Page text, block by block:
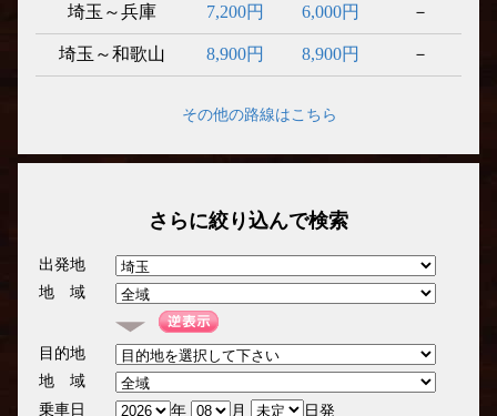
埼玉～兵庫 7,200円 6,000円 －
埼玉～和歌山 8,900円 8,900円 －
その他の路線はこちら
さらに絞り込んで検索
出発地
地 域
目的地
地 域
乗車日
年 月 日発